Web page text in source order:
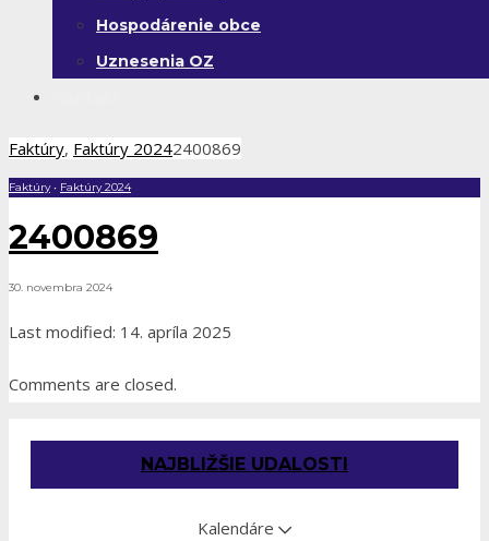
Hospodárenie obce
Uznesenia OZ
Faktúry, Faktúry 20242400869
Faktúry• Faktúry 2024
2400869
30. novembra 2024
Last modified: 14. apríla 2025
Comments are closed.
NAJBLIŽŠIE UDALOSTI
Kalendáre